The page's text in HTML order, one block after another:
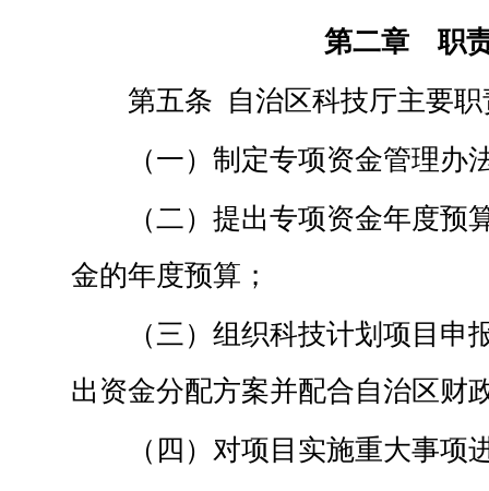
第二章 职
第五条 自治区科技厅主要职
（一）制定专项资金管理办
（二）提出专项资金年度预
金的年度预算；
（三）组织科技计划项目申
出资金分配方案并配合自治区财
（四）对项目实施重大事项